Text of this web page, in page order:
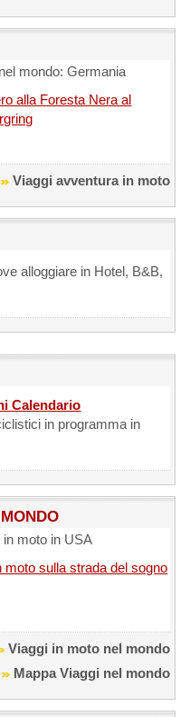
mondo: Germania
alla Foresta Nera al
Viaggi avventura in moto
alloggiare in Hotel, B&B,
Calendario
in programma in
moto in USA
moto sulla strada del sogno
Viaggi in moto nel mondo
Mappa Viaggi nel mondo